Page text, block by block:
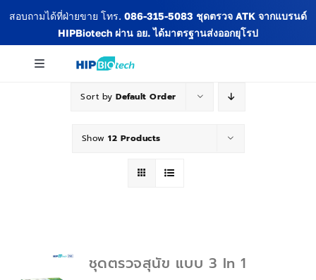
สอบถามได้ที่ฝ่ายขาย โทร. 086-315-5083 ชุดตรวจ ATK จากแบรนด์
HIPBiotech ผ่าน อย. ได้มาตรฐานส่งออกยุโรป
Toggle
Sort by Default Order
Show 12 Products
ชุดตรวจสุนัข แบบ 3 In 1